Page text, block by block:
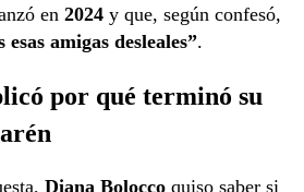
en 2024 y que, según confesó,
esas amigas desleales”.
por qué terminó su
Diana Bolocco quiso saber si